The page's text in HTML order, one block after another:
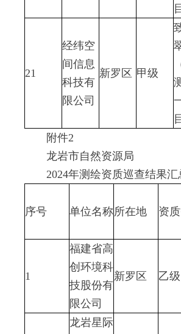
21
经纬空
间信息
科技有
限公司
新罗区 甲级
附件2
龙岩市自然资源局
2024年测绘资质巡查结果汇
序号 单位名称所在地 资
1
福建省高
创环境科
技股份有
限公司
新罗区 乙级
龙岩星际